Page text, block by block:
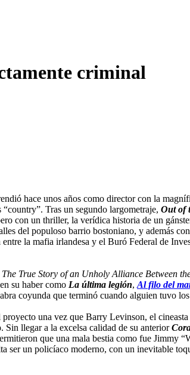
criminal
hace unos años como director con la
Tras un segundo largometraje, Out of
con un thriller, la verídica historia de un
del populoso barrio bostoniano, y además
la mafia irlandesa y el Buró Federal de
True Story of an Unholy Alliance Between
su haber como La última legión, Al filo del
coyunda que terminó cuando alguien tuvo
una vez que Barry Levinson, el
Sin llegar a la excelsa calidad de su anterior
que una mala bestia como fue
ser un policíaco moderno, con un inevitable